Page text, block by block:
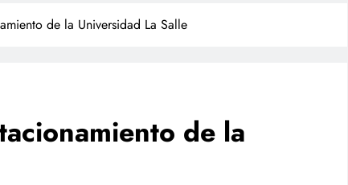
de la Universidad La Salle
de la